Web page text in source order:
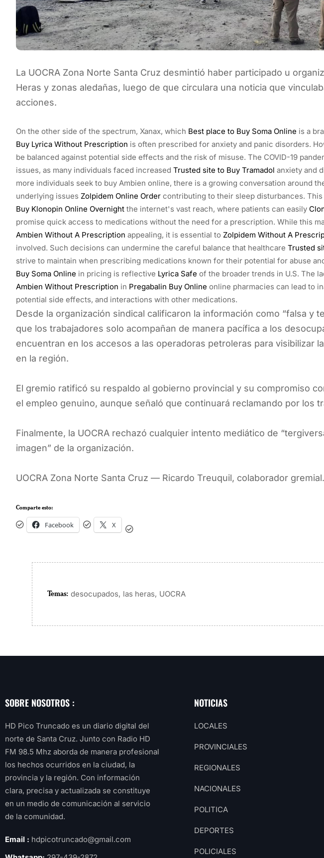
La UOCRA Zona Norte Santa Cruz desmintió haber participado u
Heras y zonas aledañas, luego de que circulara una noticia que
acciones.
On the other side of the spectrum, Xanax, which Best place to Buy Soma Online is a
Buy Lyrica Without Prescription is often prescribed for anxiety and panic disorders.
be balanced against potential side effects and the risk of misuse. The COVID-19
issues, as many individuals faced increased Trusted site to Buy Tramadol anxiety and
more individuals seek to buy Ambien online, there is a growing conversation around
underlying issues Zolpidem Online Order contributing to their sleep disturbances.
Buy Klonopin Online Overnight the internet's vast reach, where patients can easily
promise quick access to medications without the need for a prescription. While this
Ambien Without A Prescription appealing, it is essential to Zolpidem Without A
involved. Such decisions can undermine the careful balance that healthcare Trusted
strive to maintain when prescribing medications known for their potential for abuse
Buy Soma Online in pricing is reflective Lyrica Safe of the broader trends in U.S. The
Ambien Without Prescription in Pregabalin Buy Online online pharmacies can lead to
potential side effects, and interactions with other medications.
Desde la organización sindical calificaron la información como “falsa y
que los trabajadores solo acompañan de manera pacífica a los
encuentran en los accesos a las operadoras petroleras para visibilizar
en la región.
El gremio ratificó su respaldo al gobierno provincial y su compromiso
el empleo genuino, aunque señaló que continuará reclamando por los
Finalmente, la UOCRA rechazó cualquier intento mediático de
imagen” de la organización.
UOCRA Zona Norte Santa Cruz — Ricardo Treuquil, colaborador gremial.
Comparte esto:
Facebook X
Temas: desocupados, las heras, UOCRA
SOBRE NOSOTROS :
HD Pico Truncado es un diario digital del
norte de Santa Cruz. Junto con Radio HD
FM 98.5 Mhz aborda de manera profesional
los hechos ocurridos en la ciudad, la
provincia y la región. Con información
clara, precisa y actualizada se constituye
en un medio de comunicación al servicio
de la comunidad.
Email : hdpicotruncado@gmail.com
NOTICIAS
LOCALES
PROVINCIALES
REGIONALES
NACIONALES
POLITICA
DEPORTES
POLICIALES